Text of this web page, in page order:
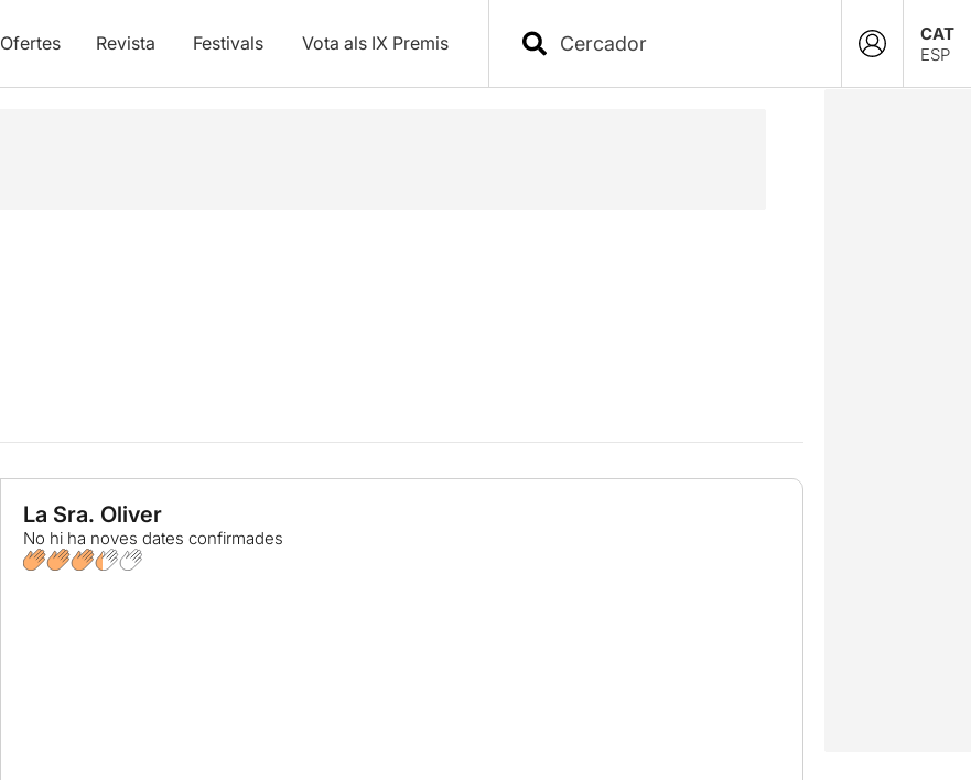
Ofertes Revista Festivals Vota als IX Premis
CAT
ESP
La Sra. Oliver
No hi ha noves dates confirmades